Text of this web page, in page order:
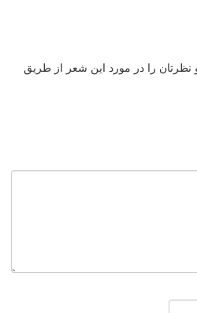
نظرتان را در مورد این شعر از طریق